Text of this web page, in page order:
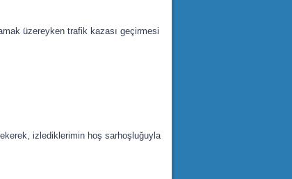
üzereyken trafik kazası geçirmesi
izlediklerimin hoş sarhoşluğuyla